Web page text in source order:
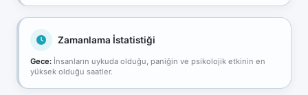
Zamanlama İstatistiği
Gece: İnsanların uykuda olduğu, paniğin ve psikolojik etkinin en
yüksek olduğu saatler.